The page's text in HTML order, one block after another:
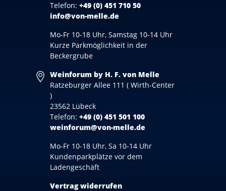
Telefon: +49 (0) 451 710 50
info@von-melle.de
Mo-Fr 10-18 Uhr, Samstag 10-14 Uhr
Kurze Parkmöglichkeit in der
Beckergrube
Weinforum by H. F. von Melle
Ratzeburger Allee 111 ( Wirth-Center
)
23562 Lübeck
Telefon: +49 (0) 451 501 100
weinforum@von-melle.de
Mo-Fr 10-18 Uhr, Sa 10-14 Uhr
Kundenparkplätze vor dem
Ladengeschäft
Vertrag widerrufen